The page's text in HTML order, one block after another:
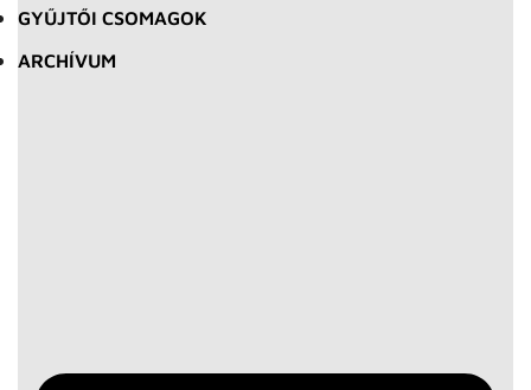
GYŰJTŐI CSOMAGOK
ARCHÍVUM